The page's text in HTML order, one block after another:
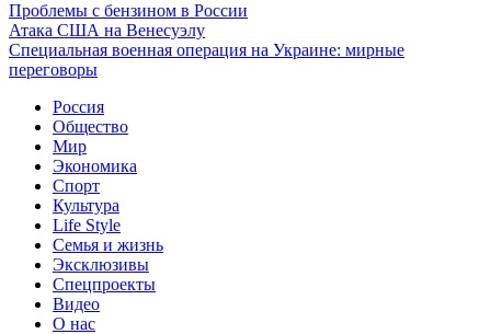
Проблемы с бензином в России
Атака США на Венесуэлу
Специальная военная операция на Украине: мирные
переговоры
Россия
Общество
Мир
Экономика
Спорт
Культура
Life Style
Семья и жизнь
Эксклюзивы
Спецпроекты
Видео
О нас